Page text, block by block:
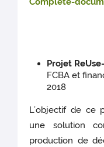
Projet
FCBA et
2018
L’objectif de ce
une solution
production de